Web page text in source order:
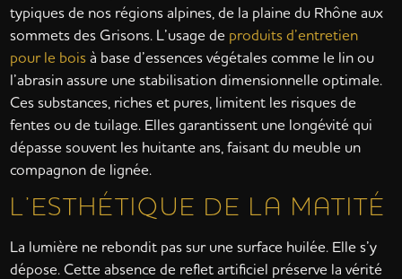
typiques de nos régions alpines, de la plaine du Rhône aux
sommets des Grisons. L’usage de produits d’entretien
pour le boisà base d’essences végétales comme le lin ou
l’abrasin assure une stabilisation dimensionnelle optimale.
Ces substances, riches et pures, limitent les risques de
fentes ou de tuilage. Elles garantissent une longévité qui
dépasse souvent les huitante ans, faisant du meuble un
compagnon de lignée.
L’ESTHÉTIQUE DE LA MATITÉ
La lumière ne rebondit pas sur une surface huilée. Elle s’y
dépose. Cette absence de reflet artificiel préserve la vérité